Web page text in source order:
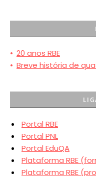
• 20 anos RBE
• Breve história de
Portal RBE
Portal PNL
Portal EduQA
Plataforma RBE
Plataforma RBE